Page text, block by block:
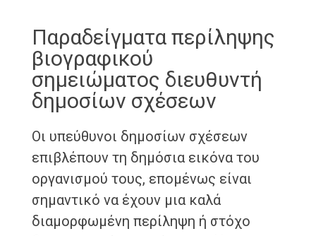
Παραδείγματα περίληψης
βιογραφικού
σημειώματος διευθυντή
δημοσίων σχέσεων
Οι υπεύθυνοι δημοσίων σχέσεων
επιβλέπουν τη δημόσια εικόνα του
οργανισμού τους, επομένως είναι
σημαντικό να έχουν μια καλά
διαμορφωμένη περίληψη ή στόχο